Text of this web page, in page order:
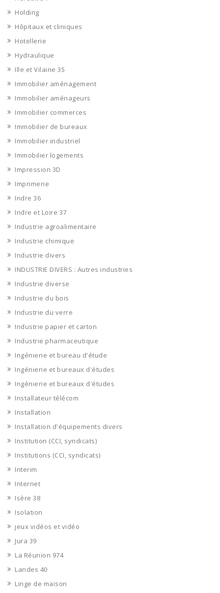
Holding
Hôpitaux et cliniques
Hotellerie
Hydraulique
Ille et Vilaine 35
Immobilier aménagement
Immobilier aménageurs
Immobilier commerces
Immobilier de bureaux
Immobilier industriel
Immobilier logements
Impression 3D
Imprimerie
Indre 36
Indre et Loire 37
Industrie agroalimentaire
Industrie chimique
Industrie divers
INDUSTRIE DIVERS : Autres industries
Industrie diverse
Industrie du bois
Industrie du verre
Industrie papier et carton
Industrie pharmaceutique
Ingénierie et bureau d'étude
Ingénierie et bureaux d'études
Ingénierie et bureaux d'études
Installateur télécom
Installation
Installation d'équipements divers
Institution (CCI, syndicats)
Institutions (CCI, syndicats)
Interim
Internet
Isère 38
Isolation
jeux vidéos et vidéo
Jura 39
La Réunion 974
Landes 40
Linge de maison